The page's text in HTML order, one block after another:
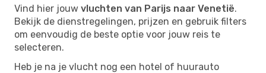
Vind hier jouw vluchten van Parijs naar Venetië.
Bekijk de dienstregelingen, prijzen en gebruik filters
om eenvoudig de beste optie voor jouw reis te
selecteren.
Heb je na je vlucht nog een hotel of huurauto